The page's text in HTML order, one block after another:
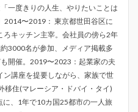
一度きりの人生、やりたいことは
2014〜2019： 東京都世田谷区に
キッチン主宰。会社員の傍ら2年
3000名が参加、メディア掲載多
開催。2019〜2023：起業家の夫
ン講座を提要しながら、家族で世
移住(マレーシア・ドバイ・タイ)
、1年で10カ国25都市の一人旅